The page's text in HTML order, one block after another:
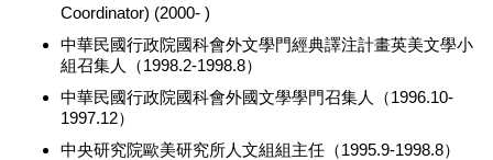
Coordinator) (2000- )
中華民國行政院國科會外文學門經典譯注計畫英美文學小
組召集人（1998.2-1998.8）
中華民國行政院國科會外國文學學門召集人（1996.10-
1997.12）
中央研究院歐美研究所人文組組主任（1995.9-1998.8）